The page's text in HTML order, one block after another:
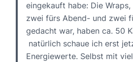
eingekauft habe: Die
zwei fürs Abend- und zwei
gedacht war, haben ca. 50
natürlich schaue ich erst
Energiewerte. Selbst mit